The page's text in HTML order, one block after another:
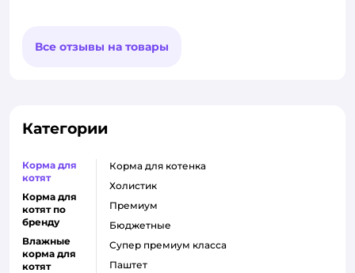
Все отзывы на товары
Категории
Корма для
котят
Корма для
котят по
бренду
Влажные
корма для
котят
корма для котенка
холистик
премиум
бюджетные
супер премиум класса
паштет